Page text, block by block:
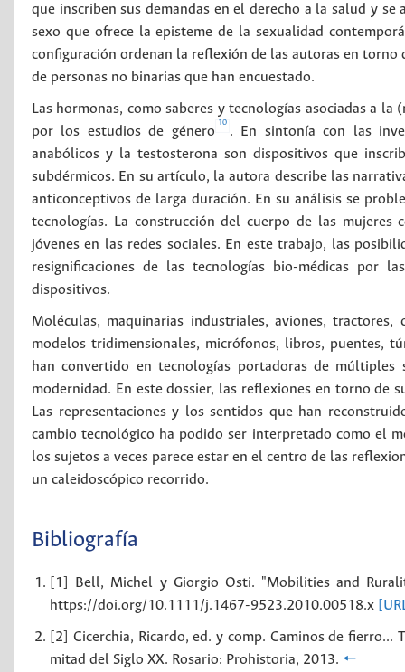
que inscriben sus demandas en el derecho a la salud y
sexo que ofrece la episteme de la sexualidad
configuración ordenan la reflexión de las autoras en
de personas no binarias que han encuestado.
Las hormonas, como saberes y tecnologías asociadas a
por los estudios de género
10
. En sintonía con las
anabólicos y la testosterona son dispositivos que
subdérmicos. En su artículo, la autora describe las
anticonceptivos de larga duración. En su análisis se
tecnologías. La construcción del cuerpo de las
jóvenes en las redes sociales. En este trabajo, las
resignificaciones de las tecnologías bio-médicas por
dispositivos.
Moléculas, maquinarias industriales, aviones, tractores,
modelos tridimensionales, micrófonos, libros, puentes,
han convertido en tecnologías portadoras de
modernidad. En este dossier, las reflexiones en torno de
Las representaciones y los sentidos que han
cambio tecnológico ha podido ser interpretado como el
los sujetos a veces parece estar en el centro de las
un caleidoscópico recorrido.
Bibliografía
[1] Bell, Michel y Giorgio Osti. "Mobilities and
https://doi.org/10.1111/j.1467-9523.2010.00518.x
[2] Cicerchia, Ricardo, ed. y comp. Caminos de
mitad del Siglo XX. Rosario: Prohistoria, 2013. 🠔